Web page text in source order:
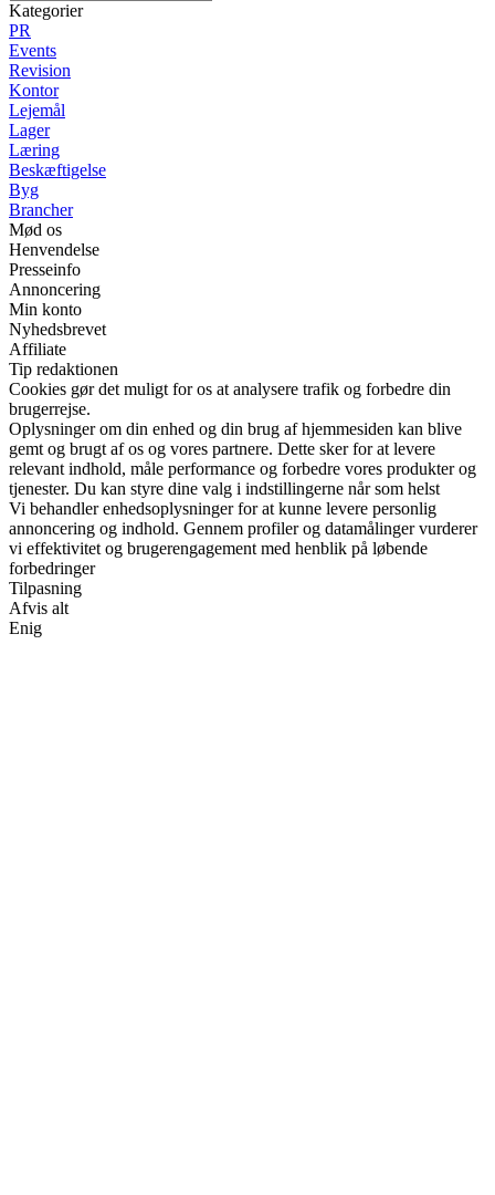
Kategorier
PR
Events
Revision
Kontor
Lejemål
Lager
Læring
Beskæftigelse
Byg
Brancher
Mød os
Henvendelse
Presseinfo
Annoncering
Min konto
Nyhedsbrevet
Affiliate
Tip redaktionen
Cookies gør det muligt for os at analysere trafik og forbedre din
brugerrejse.
Oplysninger om din enhed og din brug af hjemmesiden kan blive
gemt og brugt af os og vores partnere. Dette sker for at levere
relevant indhold, måle performance og forbedre vores produkter og
tjenester. Du kan styre dine valg i indstillingerne når som helst
Vi behandler enhedsoplysninger for at kunne levere personlig
annoncering og indhold. Gennem profiler og datamålinger vurderer
vi effektivitet og brugerengagement med henblik på løbende
forbedringer
Tilpasning
Afvis alt
Enig